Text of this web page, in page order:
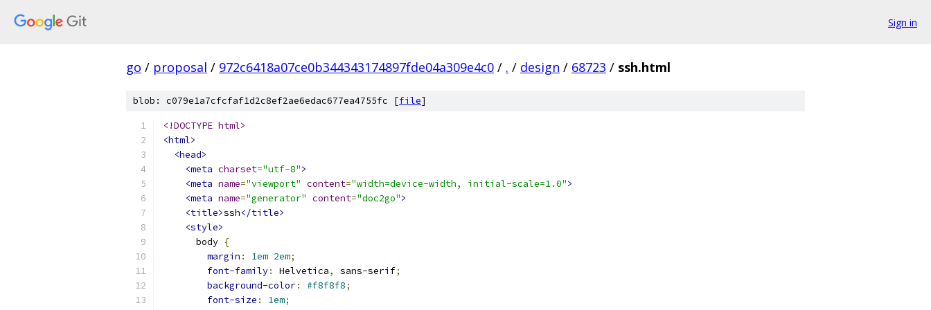
Sign in
go / proposal / 972c6418a07ce0b344343174897fde04a309e4c0 / . / design / 68723 / ssh.html
blob: c079e1a7cfcfaf1d2c8ef2ae6edac677ea4755fc [file]
<!DOCTYPE html>
<html>
<head>
<meta charset="utf-8">
<meta name="viewport" content="width=device-width, initial-scale=1.0">
<meta name="generator" content="doc2go">
<title>ssh</title>
<style>
      body
{
margin : 1em 2em;
font-family: Helvetica, sans-serif;
background-color: #f8f8f8;
font-size : 1em;